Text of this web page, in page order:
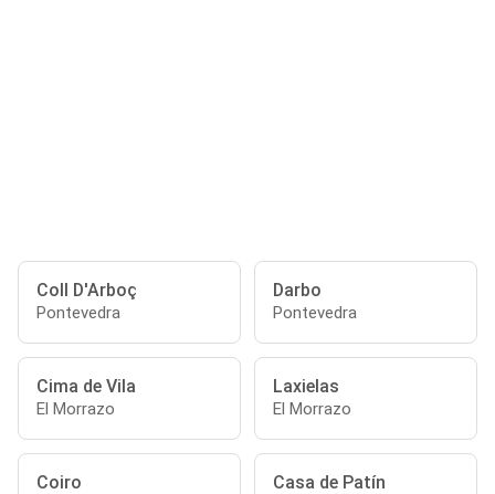
Coll D'Arboç
Pontevedra
Darbo
Pontevedra
Cima de Vila
El Morrazo
Laxielas
El Morrazo
Coiro Casa de Patín